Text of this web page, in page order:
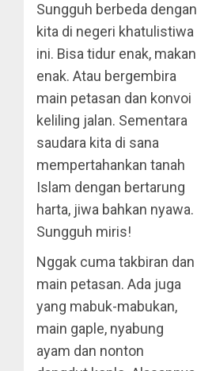
Sungguh berbeda dengan
kita di negeri khatulistiwa
ini. Bisa tidur enak, makan
enak. Atau bergembira
main petasan dan konvoi
keliling jalan. Sementara
saudara kita di sana
mempertahankan tanah
Islam dengan bertarung
harta, jiwa bahkan nyawa.
Sungguh miris!
Nggak cuma takbiran dan
main petasan. Ada juga
yang mabuk-mabukan,
main gaple, nyabung
ayam dan nonton